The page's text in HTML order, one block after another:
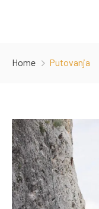
Avio Transfer
Hotel Blog
Kako do nas?
Home Putovanja